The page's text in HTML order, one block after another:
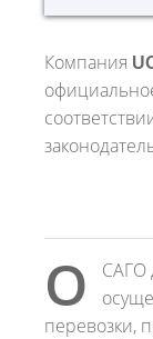
Компания
О
САГО
перевозки,